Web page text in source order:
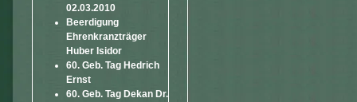
02.03.2010
Beerdigung
Ehrenkranzträger
Huber Isidor
60. Geb. Tag Hedrich
Ernst
60. Geb. Tag Dekan Dr.